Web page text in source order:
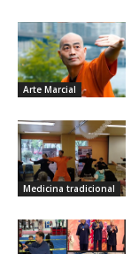
Arte Marcial
Medicina tradicional